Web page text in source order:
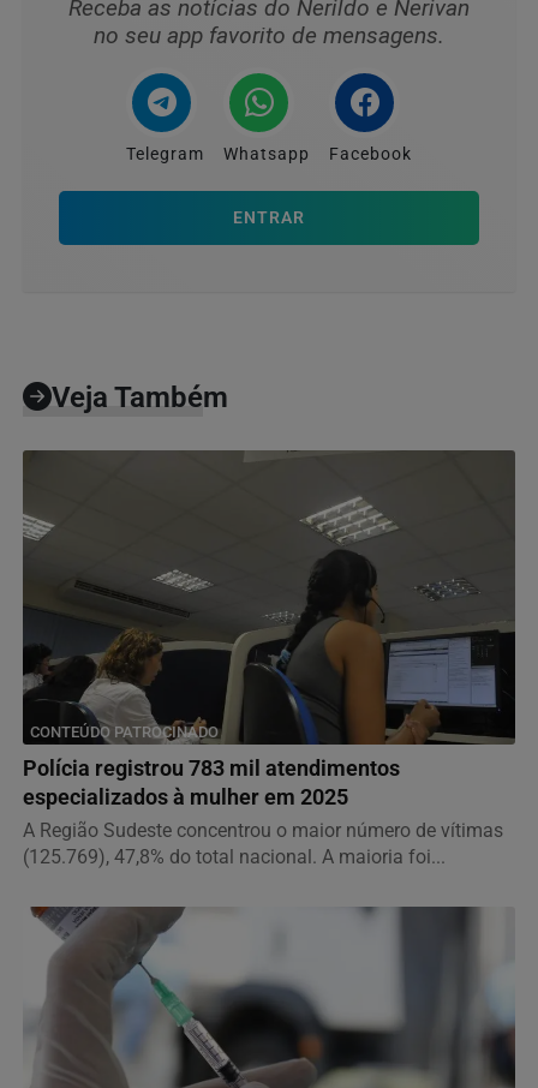
Receba as notícias do Nerildo e Nerivan
no seu app favorito de mensagens.
Telegram Whatsapp Facebook
ENTRAR
Veja Também
CONTEÚDO PATROCINADO
Polícia registrou 783 mil atendimentos
especializados à mulher em 2025
A Região Sudeste concentrou o maior número de vítimas
(125.769), 47,8% do total nacional. A maioria foi...